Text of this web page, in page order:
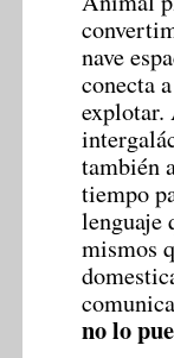
nave
conecta
explotar.
también
tiempo
lenguaje
mismos
no lo